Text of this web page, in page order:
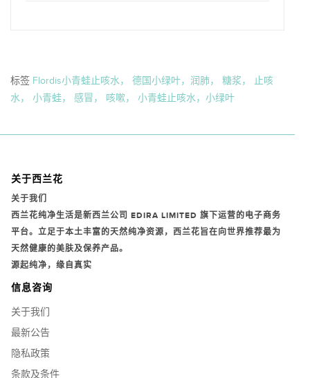
标签 Flordis小青蛙止咳水， 德国小绿叶，润肺， 糖浆， 止咳
水， 小青蛙， 感冒， 咳嗽， 小青蛙止咳水，小绿叶
关于西兰花
关于我们
西兰花纯净生活是新西兰公司 EDIRA LIMITED 旗下运营的电子商务
平台。立足于本土丰富的天然纯净资源，西兰花旨在向世界推荐最为
天然健康的美肤及保养产品。
源起纯净，缘自真实
信息咨询
关于我们
最新公告
隐私政策
条款及条件